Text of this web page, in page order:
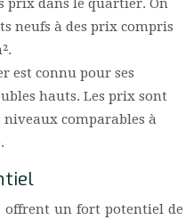
prix dans le quartier. On
neufs à des prix compris
est connu pour ses
hauts. Les prix sont
comparables à
offrent un fort potentiel de